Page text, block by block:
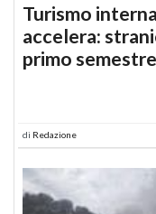
Turismo
accelera:
primo
di Redazione